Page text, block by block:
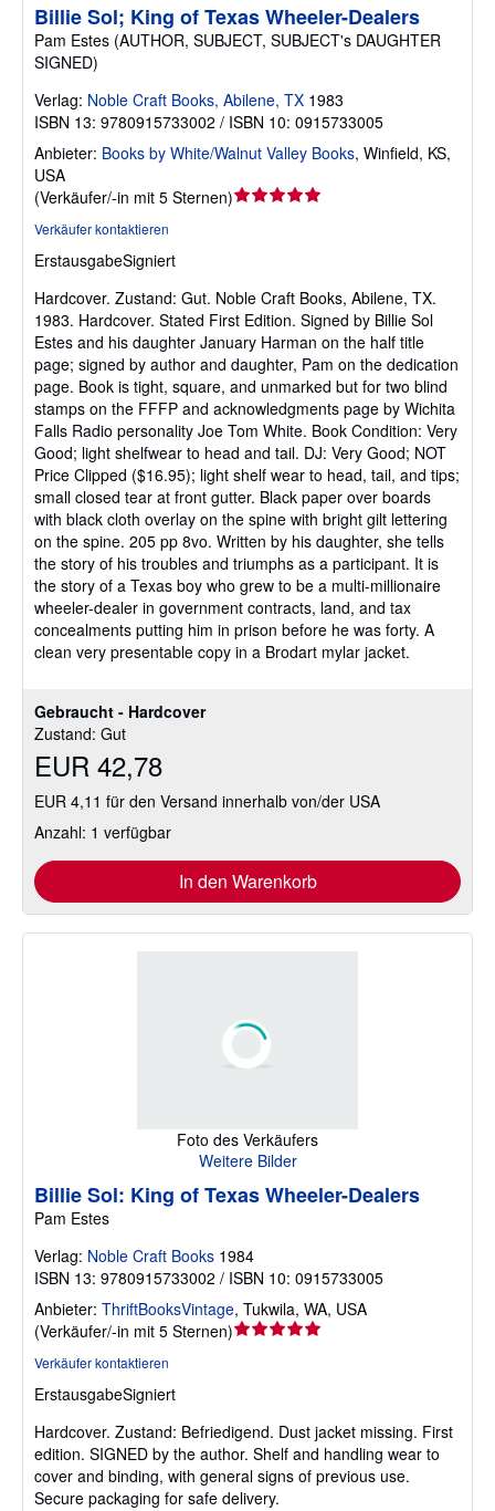
Gebraucht - Hardcover
Zustand: Gut
EUR 42,78
EUR 4,11 für den Versand innerhalb von/der USA
Anzahl: 1 verfügbar
In den Warenkorb
Billie Sol; King of Texas Wheeler-Dealers
Pam Estes (AUTHOR, SUBJECT, SUBJECT's DAUGHTER
SIGNED)
Verlag: Noble Craft Books, Abilene, TX 1983
ISBN 13: 9780915733002 / ISBN 10: 0915733005
Anbieter: Books by White/Walnut Valley Books, Winfield, KS,
USA
(Verkäufer/-in mit 5 Sternen)Verkäuferbewertung
Verkäufer kontaktieren
ErstausgabeSigniert
Hardcover. Zustand: Gut. Noble Craft Books, Abilene, TX.
1983. Hardcover. Stated First Edition. Signed by Billie Sol
Estes and his daughter January Harman on the half title
page; signed by author and daughter, Pam on the dedication
page. Book is tight, square, and unmarked but for two blind
stamps on the FFFP and acknowledgments page by Wichita
Falls Radio personality Joe Tom White. Book Condition: Very
Good; light shelfwear to head and tail. DJ: Very Good; NOT
Price Clipped ($16.95); light shelf wear to head, tail, and tips;
small closed tear at front gutter. Black paper over boards
with black cloth overlay on the spine with bright gilt lettering
on the spine. 205 pp 8vo. Written by his daughter, she tells
the story of his troubles and triumphs as a participant. It is
the story of a Texas boy who grew to be a multi-millionaire
wheeler-dealer in government contracts, land, and tax
concealments putting him in prison before he was forty. A
clean very presentable copy in a Brodart mylar jacket.
Foto des Verkäufers
Weitere Bilder
Billie Sol: King of Texas Wheeler-Dealers
Pam Estes
Verlag: Noble Craft Books 1984
ISBN 13: 9780915733002 / ISBN 10: 0915733005
Anbieter: ThriftBooksVintage, Tukwila, WA, USA
(Verkäufer/-in mit 5 Sternen)Verkäuferbewertung
Verkäufer kontaktieren
ErstausgabeSigniert
Hardcover. Zustand: Befriedigend. Dust jacket missing. First
edition. SIGNED by the author. Shelf and handling wear to
cover and binding, with general signs of previous use.
Secure packaging for safe delivery.